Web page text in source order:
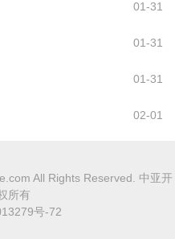
01-31
01-31
01-31
02-01
All Rights Reserved. 中亚开
所有
号-72